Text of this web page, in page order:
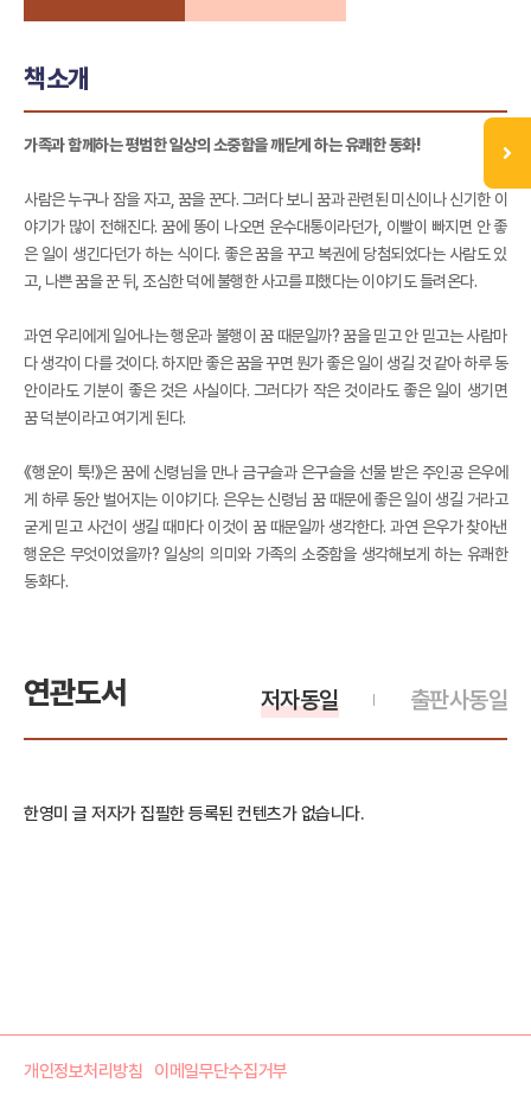
책소개
가족과 함께하는 평범한 일상의 소중함을 깨닫게 하는 유쾌한 동화!
사람은 누구나 잠을 자고, 꿈을 꾼다. 그러다 보니 꿈과 관련된 미신이나 신기한 이
야기가 많이 전해진다. 꿈에 똥이 나오면 운수대통이라던가, 이빨이 빠지면 안 좋
은 일이 생긴다던가 하는 식이다. 좋은 꿈을 꾸고 복권에 당첨되었다는 사람도 있
고, 나쁜 꿈을 꾼 뒤, 조심한 덕에 불행한 사고를 피했다는 이야기도 들려온다.
과연 우리에게 일어나는 행운과 불행이 꿈 때문일까? 꿈을 믿고 안 믿고는 사람마
다 생각이 다를 것이다. 하지만 좋은 꿈을 꾸면 뭔가 좋은 일이 생길 것 같아 하루 동
안이라도 기분이 좋은 것은 사실이다. 그러다가 작은 것이라도 좋은 일이 생기면
꿈 덕분이라고 여기게 된다.
《행운이 툭!》은 꿈에 신령님을 만나 금구슬과 은구슬을 선물 받은 주인공 은우에
게 하루 동안 벌어지는 이야기다. 은우는 신령님 꿈 때문에 좋은 일이 생길 거라고
굳게 믿고 사건이 생길 때마다 이것이 꿈 때문일까 생각한다. 과연 은우가 찾아낸
행운은 무엇이었을까? 일상의 의미와 가족의 소중함을 생각해보게 하는 유쾌한
동화다.
연관도서 출판사동일
저자동일
한영미 글 저자가 집필한 등록된 컨텐츠가 없습니다.
개인정보처리방침 이메일무단수집거부